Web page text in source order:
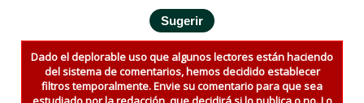
Dado el deplorable uso que algunos lectores están haciendo
del sistema de comentarios, hemos decidido establecer
filtros temporalmente. Envie su comentario para que sea